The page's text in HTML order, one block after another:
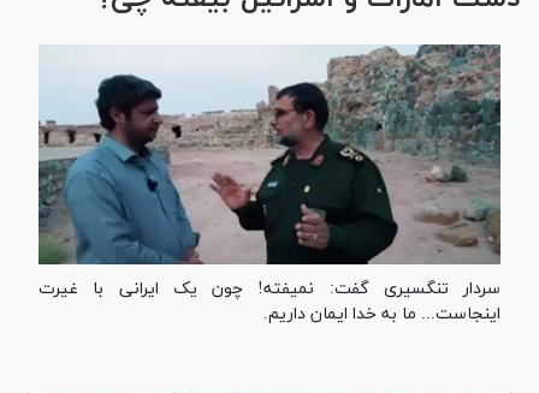
سردار تنگسیری گفت: نمیفته! چون یک ایرانی با غیرت
اینجاست... ما به خدا ایمان داریم.